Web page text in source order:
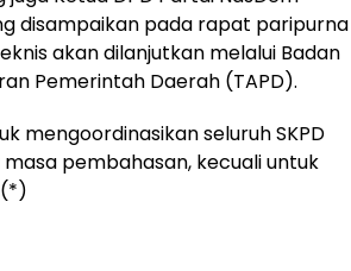
disampaikan pada rapat paripurna
akan dilanjutkan melalui Badan
Pemerintah Daerah (TAPD).
mengoordinasikan seluruh SKPD
pembahasan, kecuali untuk